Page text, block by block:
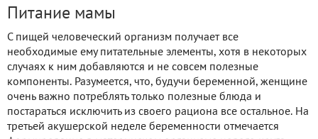
Питание мамы
С пищей человеческий организм получает все
необходимые ему питательные элементы, хотя в некоторых
случаях к ним добавляются и не совсем полезные
компоненты. Разумеется, что, будучи беременной, женщине
очень важно потреблять только полезные блюда и
постараться исключить из своего рациона все остальное. На
третьей акушерской неделе беременности отмечается